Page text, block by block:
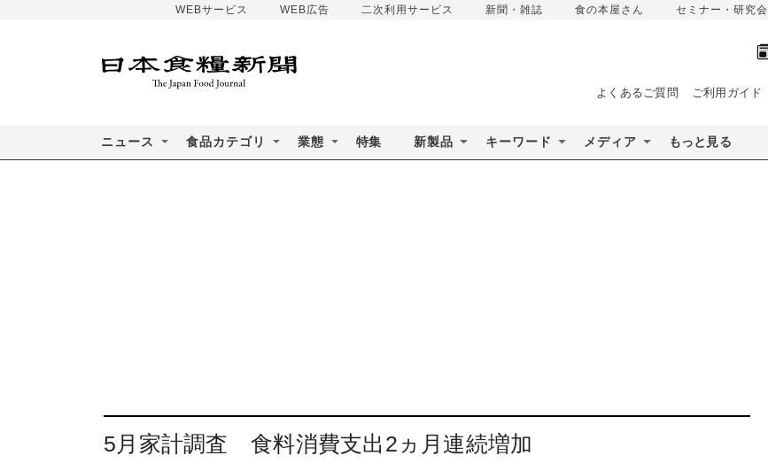
WEBサービス WEB広告 二次利用サービス 新聞・雑誌 食の本屋さん セミナー・研究会
よくあるご質問 ご利用ガイド
ニュース 食品カテゴリ 業態 特集 新製品 キーワード メディア もっと見る
5月家計調査 食料消費支出2ヵ月連続増加